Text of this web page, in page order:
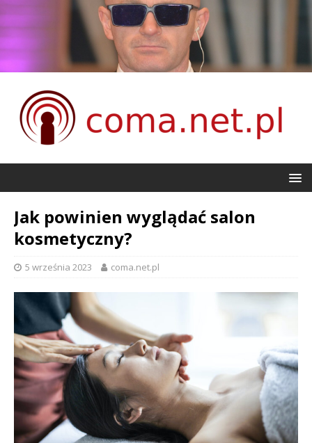
Jak powinien wyglądać salon
kosmetyczny?
5 września 2023 coma.net.pl